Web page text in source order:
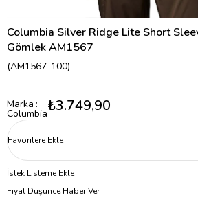
Columbia Silver Ridge Lite Short
Gömlek AM1567
(AM1567-100)
Marka :
Columbia₺3.749,90
Favorilere Ekle
İstek Listeme Ekle
Fiyat Düşünce Haber Ver